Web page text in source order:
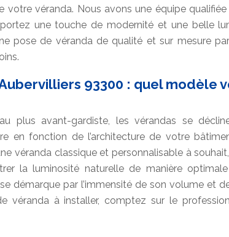
votre véranda. Nous avons une équipe
une touche de modernité et une belle
pose de véranda de qualité et sur mesure
93300 : quel modèle
plus avant-gardiste, les vérandas se
en fonction de l’architecture de votre
véranda classique et personnalisable à
la luminosité naturelle de manière
démarque par l’immensité de son volume et
véranda à installer, comptez sur le